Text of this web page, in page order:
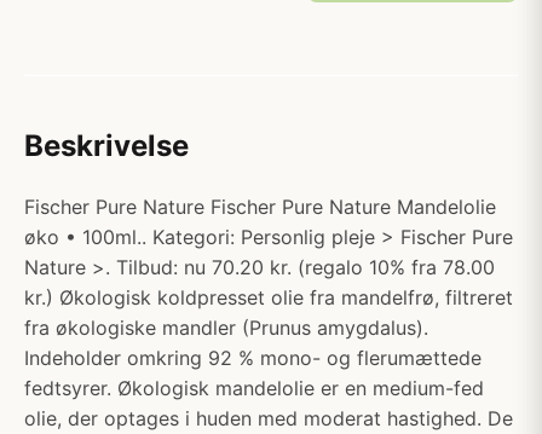
Beskrivelse
Fischer Pure Nature Fischer Pure Nature Mandelolie
øko • 100ml.. Kategori: Personlig pleje > Fischer Pure
Nature >. Tilbud: nu 70.20 kr. (regalo 10% fra 78.00
kr.) Økologisk koldpresset olie fra mandelfrø, filtreret
fra økologiske mandler (Prunus amygdalus).
Indeholder omkring 92 % mono- og flerumættede
fedtsyrer. Økologisk mandelolie er en medium-fed
olie, der optages i huden med moderat hastighed. De